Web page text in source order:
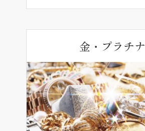
金・プラチナ